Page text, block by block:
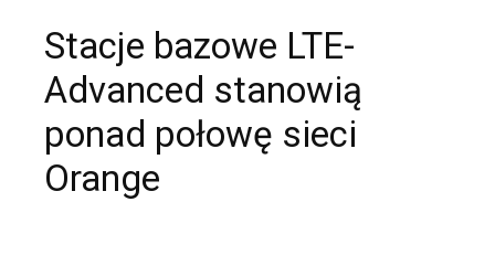
Stacje bazowe LTE-
Advanced stanowią
ponad połowę sieci
Orange